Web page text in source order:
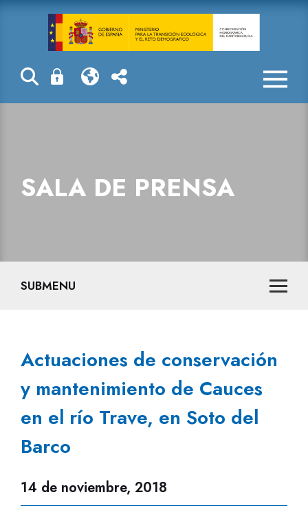
Actuaciones
SALA DE PRENSA
SUBMENU
Actuaciones de conservación
y mantenimiento de Cauces
en el río Trave, en Soto del
Barco
14 de noviembre, 2018